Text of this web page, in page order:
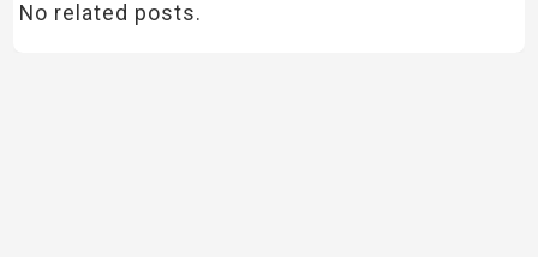
No related posts.